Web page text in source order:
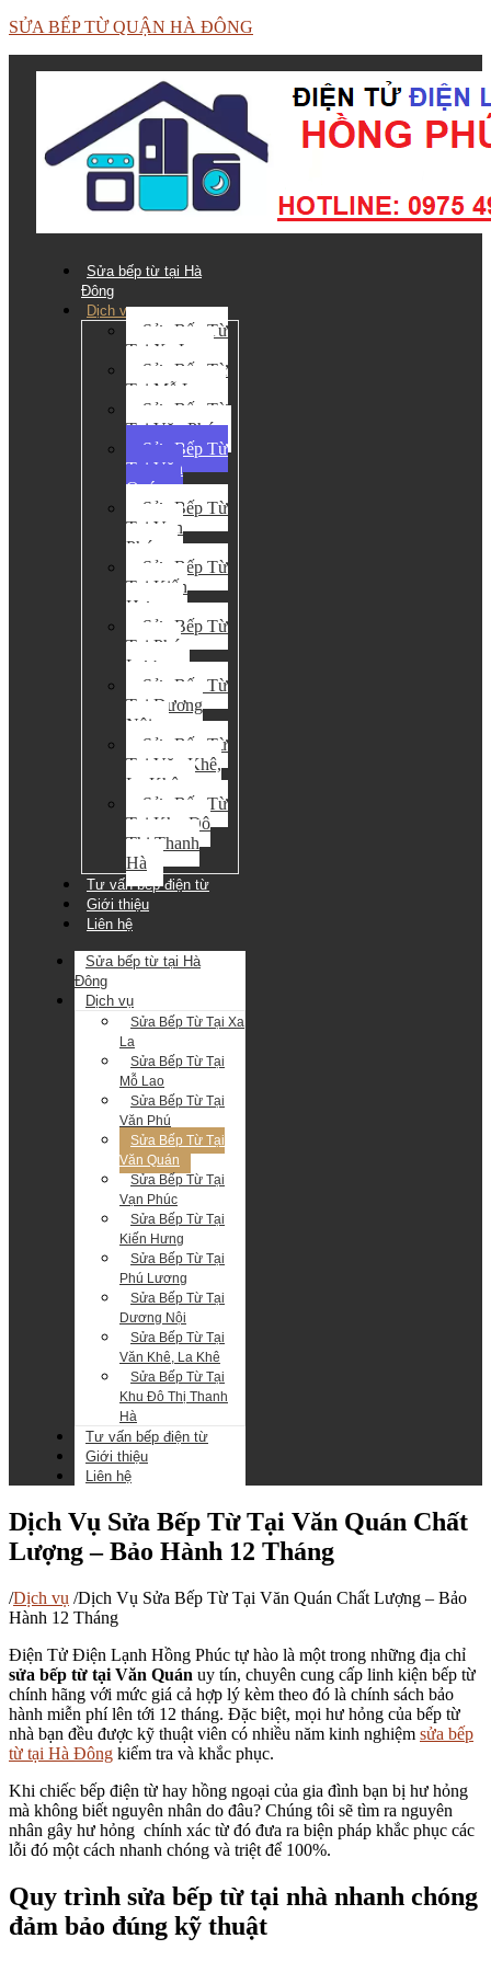
SỬA BẾP TỪ QUẬN HÀ ĐÔNG
Sửa bếp từ tại Hà
Đông
Dịch vụ
Sửa Bếp Từ
Tại Xa La
Sửa Bếp Từ
Tại Mỗ Lao
Sửa Bếp Từ
Tại Văn Phú
Sửa Bếp Từ
Tại Văn
Quán
Sửa Bếp Từ
Tại Vạn
Phúc
Sửa Bếp Từ
Tại Kiến
Hưng
Sửa Bếp Từ
Tại Phú
Lương
Sửa Bếp Từ
Tại Dương
Nội
Sửa Bếp Từ
Tại Văn Khê,
La Khê
Sửa Bếp Từ
Tại Khu Đô
Thị Thanh
Hà
Tư vấn bếp điện từ
Giới thiệu
Liên hệ
Sửa bếp từ tại Hà
Đông
Dịch vụ
Sửa Bếp Từ Tại Xa
La
Sửa Bếp Từ Tại
Mỗ Lao
Sửa Bếp Từ Tại
Văn Phú
Sửa Bếp Từ Tại
Văn Quán
Sửa Bếp Từ Tại
Vạn Phúc
Sửa Bếp Từ Tại
Kiến Hưng
Sửa Bếp Từ Tại
Phú Lương
Sửa Bếp Từ Tại
Dương Nội
Sửa Bếp Từ Tại
Văn Khê, La Khê
Sửa Bếp Từ Tại
Khu Đô Thị Thanh
Hà
Tư vấn bếp điện từ
Giới thiệu
Liên hệ
Dịch Vụ Sửa Bếp Từ Tại Văn Quán Chất
Lượng – Bảo Hành 12 Tháng
/Dịch vụ /Dịch Vụ Sửa Bếp Từ Tại Văn Quán Chất Lượng – Bảo
Hành 12 Tháng
Điện Tử Điện Lạnh Hồng Phúc tự hào là một trong những địa chỉ
sửa bếp từ tại Văn Quán uy tín, chuyên cung cấp linh kiện bếp từ
chính hãng với mức giá cả hợp lý kèm theo đó là chính sách bảo
hành miễn phí lên tới 12 tháng. Đặc biệt, mọi hư hỏng của bếp từ
nhà bạn đều được kỹ thuật viên có nhiều năm kinh nghiệm sửa bếp
từ tại Hà Đông kiểm tra và khắc phục.
Khi chiếc bếp điện từ hay hồng ngoại của gia đình bạn bị hư hỏng
mà không biết nguyên nhân do đâu? Chúng tôi sẽ tìm ra nguyên
nhân gây hư hỏng chính xác từ đó đưa ra biện pháp khắc phục các
lỗi đó một cách nhanh chóng và triệt để 100%.
Quy trình sửa bếp từ tại nhà nhanh chóng
đảm bảo đúng kỹ thuật